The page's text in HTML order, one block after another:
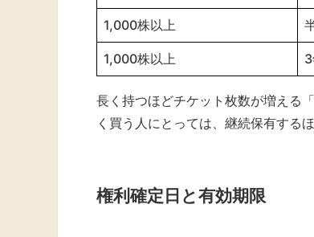
1,000株以上
1,000株以上
長く持つほどチケット枚数が増える
く買う人にとっては、継続保有する
権利確定日と有効期限